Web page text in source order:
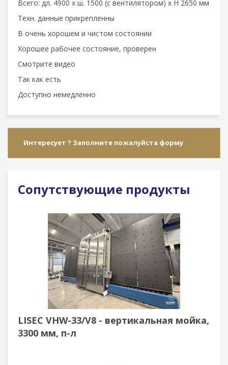
Всего: дл. 4900 x ш. 1500 (с вентилятором) x H 2650 мм
Техн. данные прикрепленны
В очень хорошем и чистом состоянии
Хорошее рабочее состояние, проверен
Смотрите видео
Так как есть
Доступно немедленно
Интересует ? Заполните пожалуйста форму
Сопутствующие продукты
LISEC VHW-33/V8 - вертикальная мойка,
3300 мм, п-л